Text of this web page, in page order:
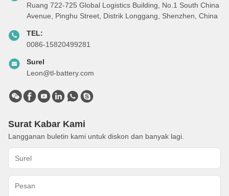
Ruang 722-725 Global Logistics Building, No.1 South China
Avenue, Pinghu Street, Distrik Longgang, Shenzhen, China
TEL:
0086-15820499281
Surel
Leon@tl-battery.com
Surat Kabar Kami
Langganan buletin kami untuk diskon dan banyak lagi.